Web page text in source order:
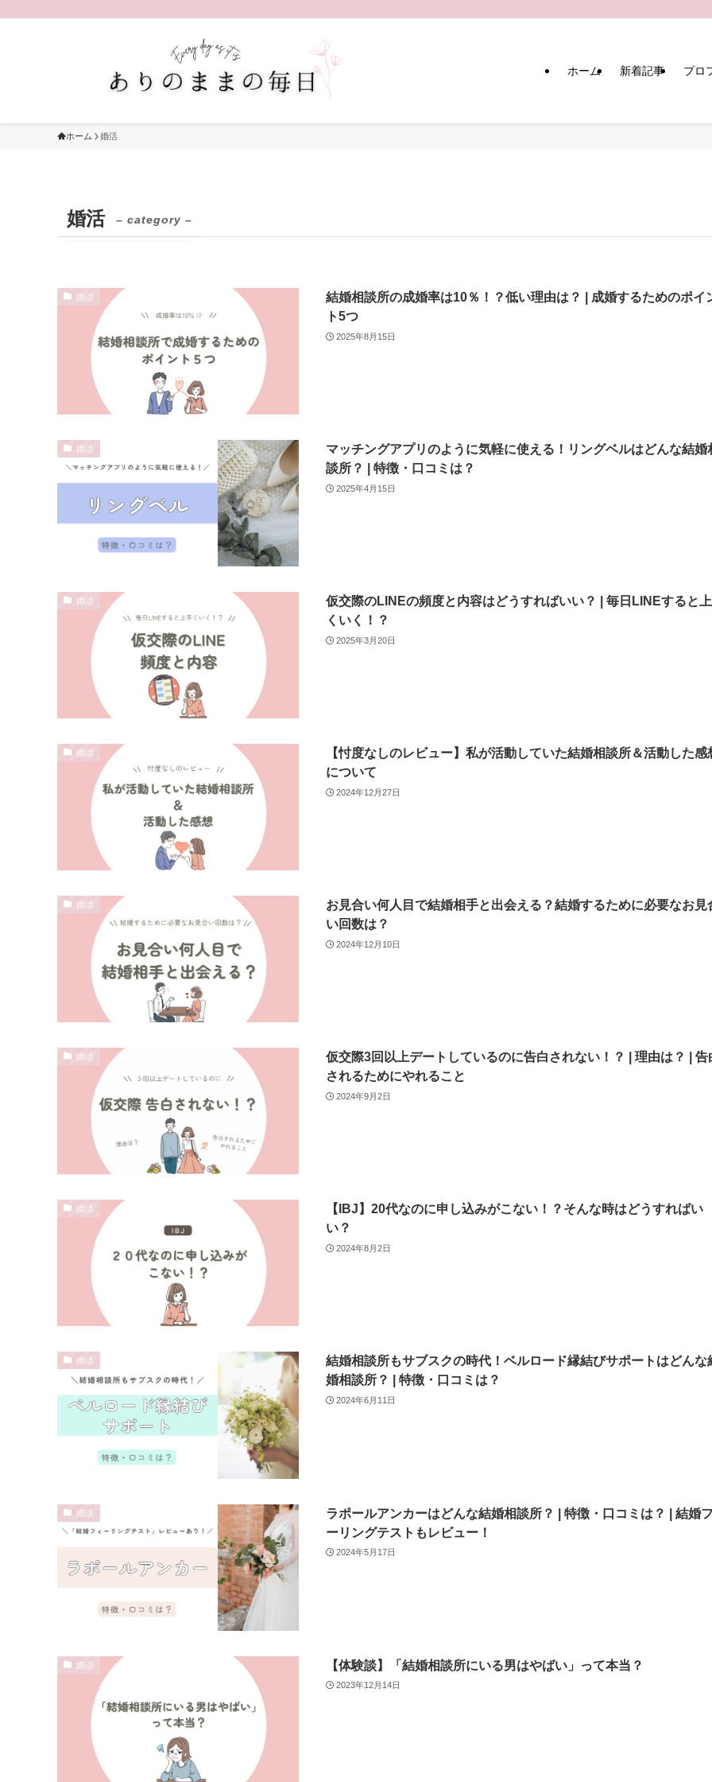
ホーム 新着記事 プロ
ホーム 婚活
婚活 – category –
婚活
結婚相談所の成婚率は10％！？低い理由は？ | 成婚するためのポイ
ト5つ
2025年8月15日
婚活
マッチングアプリのように気軽に使える！リングベルはどんな結婚
談所？ | 特徴・口コミは？
2025年4月15日
婚活
仮交際のLINEの頻度と内容はどうすればいい？ | 毎日LINEすると
くいく！？
2025年3月20日
婚活
【忖度なしのレビュー】私が活動していた結婚相談所＆活動した感
について
2024年12月27日
婚活
お見合い何人目で結婚相手と出会える？結婚するために必要なお見
い回数は？
2024年12月10日
婚活
仮交際3回以上デートしているのに告白されない！？ | 理由は？ | 告
されるためにやれること
2024年9月2日
婚活
【IBJ】20代なのに申し込みがこない！？そんな時はどうすればい
い？
2024年8月2日
婚活
結婚相談所もサブスクの時代！ベルロード縁結びサポートはどんな
婚相談所？ | 特徴・口コミは？
2024年6月11日
婚活
ラポールアンカーはどんな結婚相談所？ | 特徴・口コミは？ | 結婚
ーリングテストもレビュー！
2024年5月17日
婚活 【体験談】「結婚相談所にいる男はやばい」って本当？
2023年12月14日